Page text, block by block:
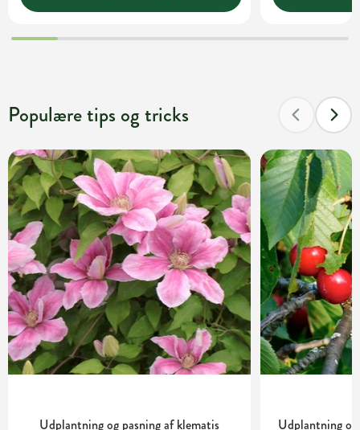
Populære tips og tricks
Udplantning og pasning af klematis Udplantning